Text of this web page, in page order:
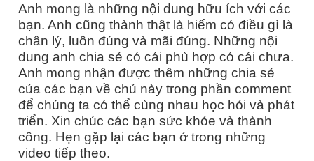
Anh mong là những nội dung hữu ích với các
bạn. Anh cũng thành thật là hiếm có điều gì là
chân lý, luôn đúng và mãi đúng. Những nội
dung anh chia sẻ có cái phù hợp có cái chưa.
Anh mong nhận được thêm những chia sẻ
của các bạn về chủ này trong phần comment
để chúng ta có thể cùng nhau học hỏi và phát
triển. Xin chúc các bạn sức khỏe và thành
công. Hẹn gặp lại các bạn ở trong những
video tiếp theo.